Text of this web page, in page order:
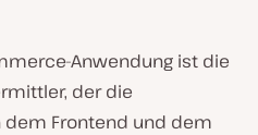
Anwendung ist die
der die
Frontend und dem